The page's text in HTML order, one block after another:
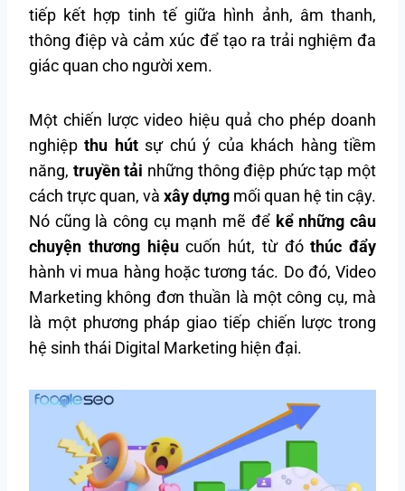
tiếp kết hợp tinh tế giữa hình ảnh, âm thanh,
thông điệp và cảm xúc để tạo ra trải nghiệm đa
giác quan cho người xem.
Một chiến lược video hiệu quả cho phép doanh
nghiệpthu hútsự chú ý của khách hàng tiềm
năng, truyền tải những thông điệp phức tạp một
cách trực quan, và xây dựng mối quan hệ tin cậy.
Nó cũng là công cụ mạnh mẽ để kể những câu
chuyện thương hiệucuốn hút, từ đóthúc đẩy
hành vi mua hàng hoặc tương tác. Do đó, Video
Marketing không đơn thuần là một công cụ, mà
là một phương pháp giao tiếp chiến lược trong
hệ sinh thái Digital Marketing hiện đại.